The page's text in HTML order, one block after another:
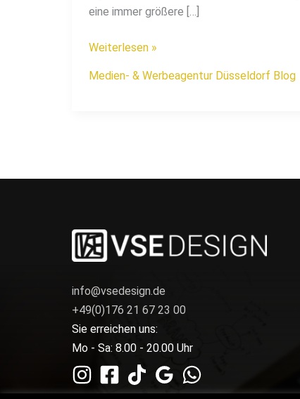
eine immer größere […]
Weiterlesen »
Medien- & Werbeagentur Düsseldorf Blog
info@vsedesign.de
+49(0)176 21 67 23 00
Sie erreichen uns:
Mo - Sa: 8.00 - 20.00 Uhr